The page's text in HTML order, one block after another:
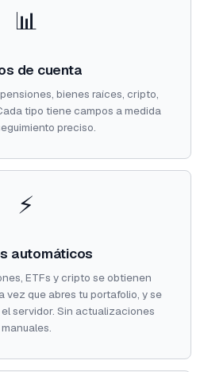
📊
de cuenta
bienes raíces, cripto,
tipo tiene campos a medida
preciso.
⚡
automáticos
ETFs y cripto se obtienen
vez que abres tu portafolio, y se
servidor. Sin actualizaciones
manuales.